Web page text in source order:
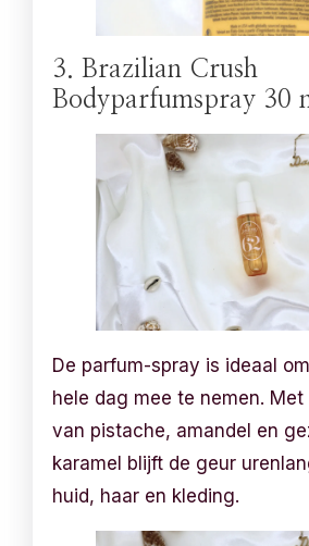
3. Brazilian Crush
Bodyparfumspray 30
De parfum-spray is ideaal
hele dag mee te nemen. Met
van pistache, amandel en
karamel blijft de geur
huid, haar en kleding.